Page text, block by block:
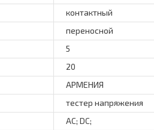
контактный
переносной
5
20
АРМЕНИЯ
тестер напряжения
AC; DC;